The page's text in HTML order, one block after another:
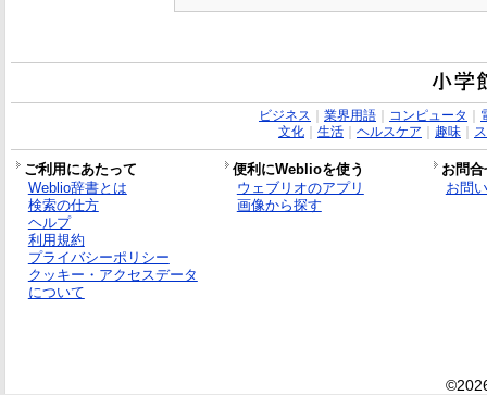
ビジネス 業界用語｜ コンピュータ
文化｜ 生活｜ ヘルスケア 趣味｜
ご利用にあたって 便利にWeblioを使う
お問
Weblio辞書とは
検索の仕方
ヘルプ
利用規約
プライバシーポリシー
クッキー・アクセスデータ
について
ウェブリオのアプリ
画像から探す
お問